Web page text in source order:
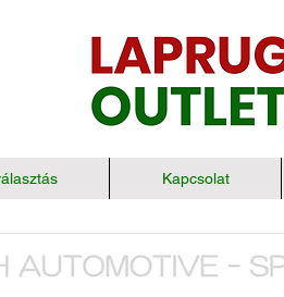
Kapcsolat